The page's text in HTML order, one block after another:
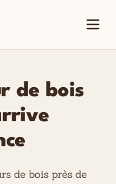
de bois
de bois près de